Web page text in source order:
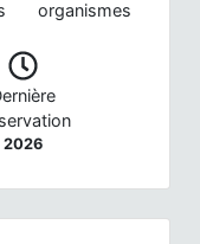
organismes
2026